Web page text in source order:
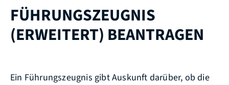
FÜHRUNGSZEUGNIS
(ERWEITERT) BEANTRAGEN
Ein Führungszeugnis gibt Auskunft darüber, ob die